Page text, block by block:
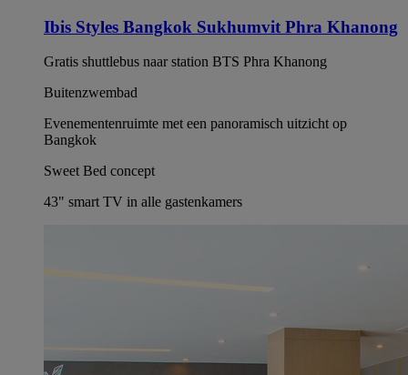
Ibis Styles Bangkok Sukhumvit Phra Khanong
Gratis shuttlebus naar station BTS Phra Khanong
Buitenzwembad
Evenementenruimte met een panoramisch uitzicht op
Bangkok
Sweet Bed concept
43" smart TV in alle gastenkamers